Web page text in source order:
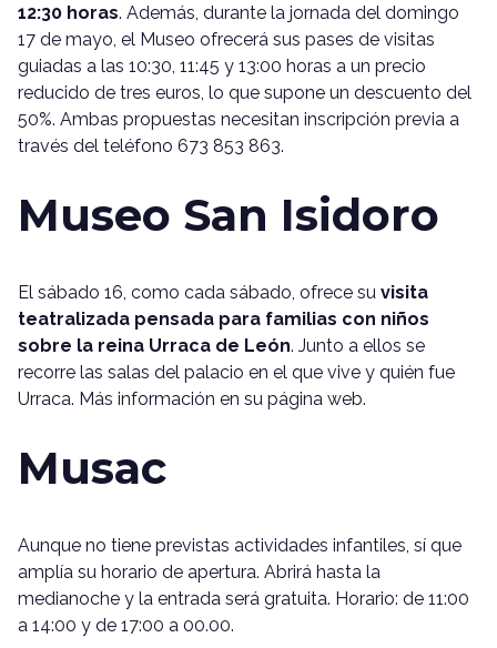
12:30 horas. Además, durante la jornada del domingo
17 de mayo, el Museo ofrecerá sus pases de visitas
guiadas a las 10:30, 11:45 y 13:00 horas a un precio
reducido de tres euros, lo que supone un descuento del
50%. Ambas propuestas necesitan inscripción previa a
través del teléfono 673 853 863.
Museo San Isidoro
El sábado 16, como cada sábado, ofrece su visita
teatralizada pensada para familias con niños
sobre la reina Urraca de León. Junto a ellos se
recorre las salas del palacio en el que vive y quién fue
Urraca. Más información en su página web.
Musac
Aunque no tiene previstas actividades infantiles, sí que
amplía su horario de apertura. Abrirá hasta la
medianoche y la entrada será gratuita. Horario: de 11:00
a 14:00 y de 17:00 a 00.00.